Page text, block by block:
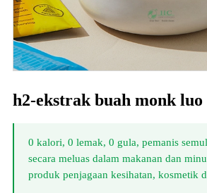
h2-ekstrak buah monk luo
0 kalori, 0 lemak, 0 gula, pemanis
secara meluas dalam makanan dan
produk penjagaan kesihatan, kosmetik